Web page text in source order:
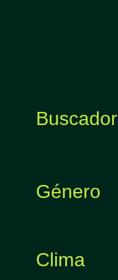
Buscador
Género
Clima